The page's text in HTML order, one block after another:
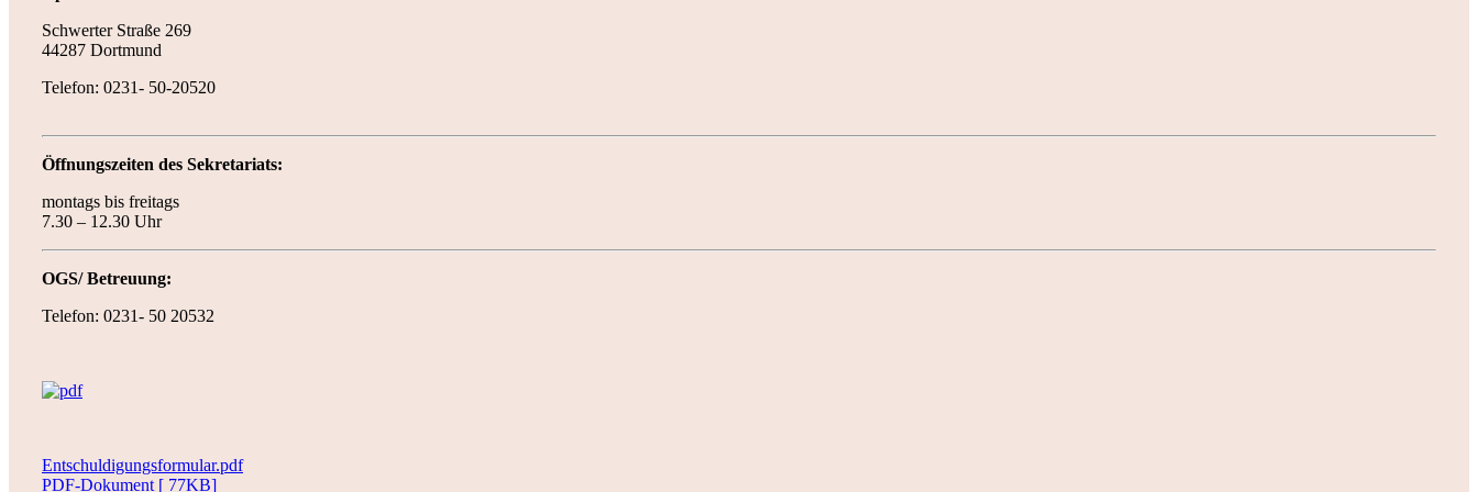
Schwerter Straße 269
44287 Dortmund
Telefon: 0231- 50-20520
Öffnungszeiten des Sekretariats:
montags bis freitags
7.30 – 12.30 Uhr
OGS/ Betreuung:
Telefon: 0231- 50 20532
Entschuldigungsformular.pdf
PDF-Dokument [ 77KB]